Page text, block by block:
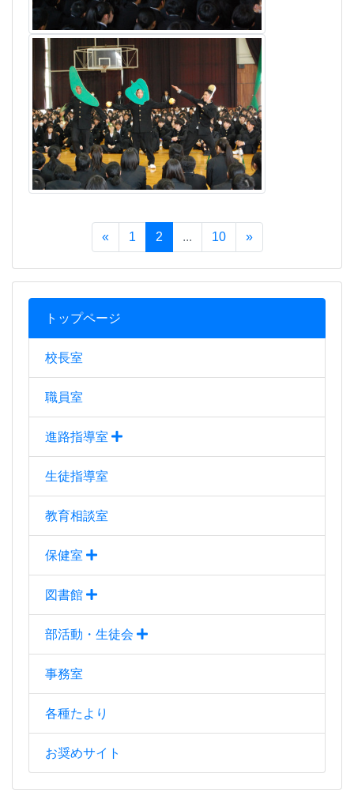
トップページ
校長室
進路指導室
生徒指導室
教育相談室
保健室
図書館
部活動・生徒会
事務室
各種たより
お奨めサイト
« 1 2 ... 10 »